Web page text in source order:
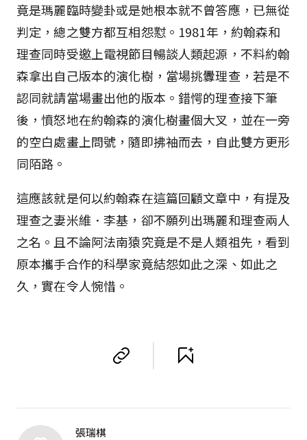
竟是瑪麗臨時變卦或是她根本就不曾答應，已無從
判定，總之雙方都互相怨懟。1981年，約翰森和
理查同時受邀上電視節目暢談人類起源，不料約翰
森拿出自己版本的演化樹，當場挑釁理查，若是不
認同就請當場畫出他的版本。錯愕的理查接下筆
後，憤怒地在約翰森的演化樹畫個大叉，並在一旁
的空白處畫上問號，隨即拂袖而去，自此雙方更形
同陌路。
這應該就是何以約翰森在這篇回顧文章中，有提及
理查之妻米維．李基，卻不願列出瑪麗和理查兩人
之名。且不論阿法南猿究竟是不是人類祖先，看到
原本攜手合作的科學家竟結怨如此之深、如此之
久，實在令人惋惜。
張瑞棋